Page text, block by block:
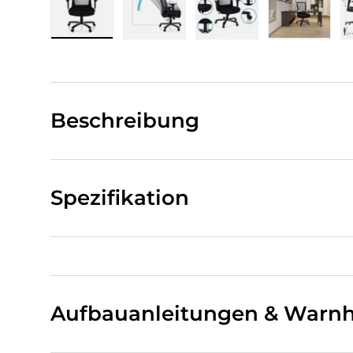
Beschreibung
Spezifikation
Aufbauanleitungen &